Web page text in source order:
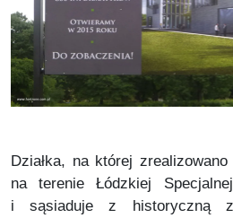
Działka, na której
na terenie Łódzkiej
i sąsiaduje z historyczną